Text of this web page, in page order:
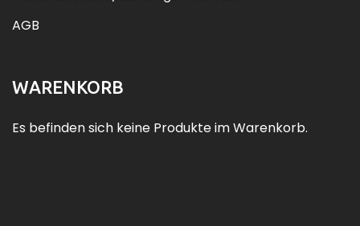
AGB
WARENKORB
Es befinden sich keine Produkte im Warenkorb.